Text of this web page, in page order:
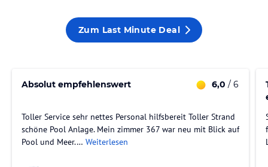
Zum Last Minute Deal
Absolut empfehlenswert 6,0 / 6
Toller Service sehr nettes Personal hilfsbereit Toller Strand
schöne Pool Anlage. Mein zimmer 367 war neu mit Blick auf
Pool und Meer.… Weiterlesen